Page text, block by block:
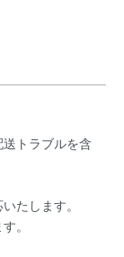
トラブルを含
たします。
。